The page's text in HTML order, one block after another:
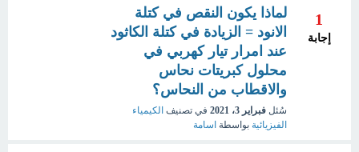
1
إجابة
لماذا يكون النقص في كتلة
الانود = الزيادة في كتلة الكاثود
عند امرار تيار كهربي في
محلول كبريتات نحاس
والاقطاب من النحاس؟
سُئل فبراير 3، 2021 في تصنيف الكيمياء
الفيزيائية بواسطة اسامة